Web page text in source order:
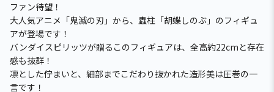
ファン待望！
大人気アニメ「鬼滅の刃」から、蟲柱「胡蝶しのぶ」のフィギュ
アが登場です！
バンダイスピリッツが贈るこのフィギュアは、全高約22cmと存在
感も抜群！
凛とした佇まいと、細部までこだわり抜かれた造形美は圧巻の一
言です！